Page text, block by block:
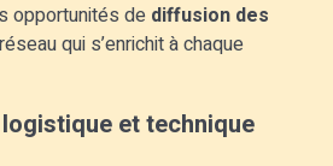
opportunités de diffusion des
qui s’enrichit à chaque
et technique